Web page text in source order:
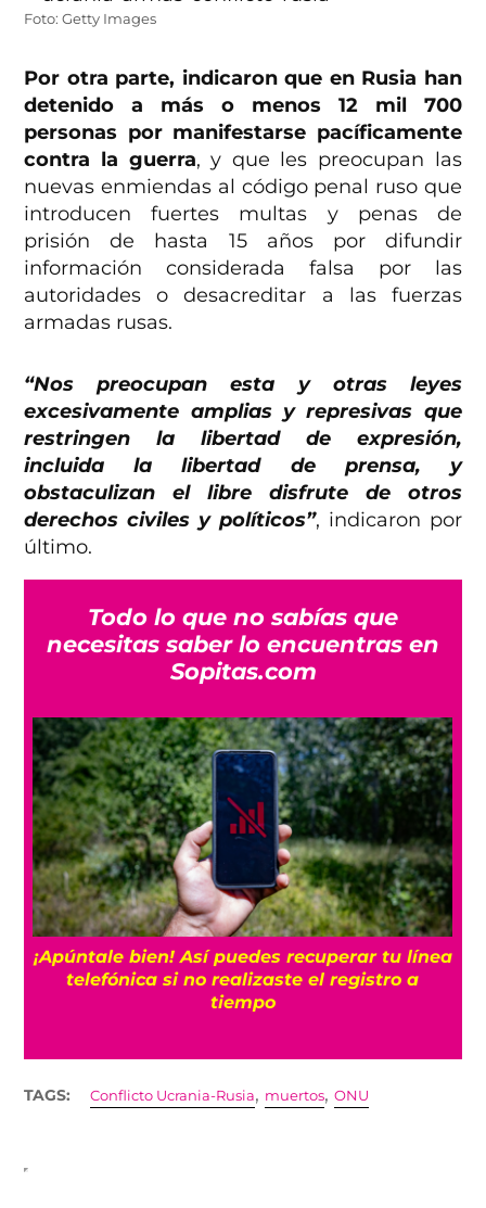
Foto: Getty Images
Por otra parte, indicaron que en Rusia han
detenido a más o menos 12 mil 700
personas por manifestarse pacíficamente
contra la guerra, y que les preocupan las
nuevas enmiendas al código penal ruso que
introducen fuertes multas y penas de
prisión de hasta 15 años por difundir
información considerada falsa por las
autoridades o desacreditar a las fuerzas
armadas rusas.
“Nos preocupan esta y otras leyes
excesivamente amplias y represivas que
restringen la libertad de expresión,
incluida la libertad de prensa, y
obstaculizan el libre disfrute de otros
derechos civiles y políticos”, indicaron por
último.
Todo lo que no sabías que
necesitas saber lo encuentras en
Sopitas.com
¡Apúntale bien! Así puedes recuperar tu línea
telefónica si no realizaste el registro a
tiempo
TAGS: Conflicto Ucrania-Rusia, muertos,ONU